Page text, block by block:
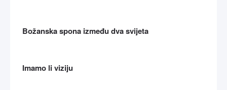
Božanska spona između dva svijeta
Imamo li viziju